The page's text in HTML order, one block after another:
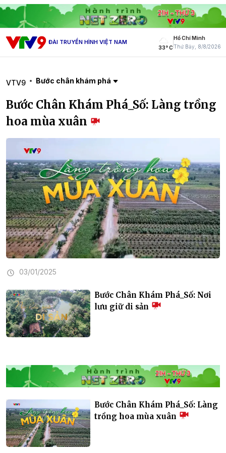
ĐÀI TRUYỀN HÌNH VIỆT NAM
33° C
Hồ Chí Minh
Thứ Bảy, 8/8/2026
VTV9 Bước chân khám phá
Bước Chân Khám Phá_Số: Làng trồng
hoa mùa xuân
03/01/2025
Bước Chân Khám Phá_Số: Nơi
lưu giữ di sản
Bước Chân Khám Phá_Số: Làng
trồng hoa mùa xuân